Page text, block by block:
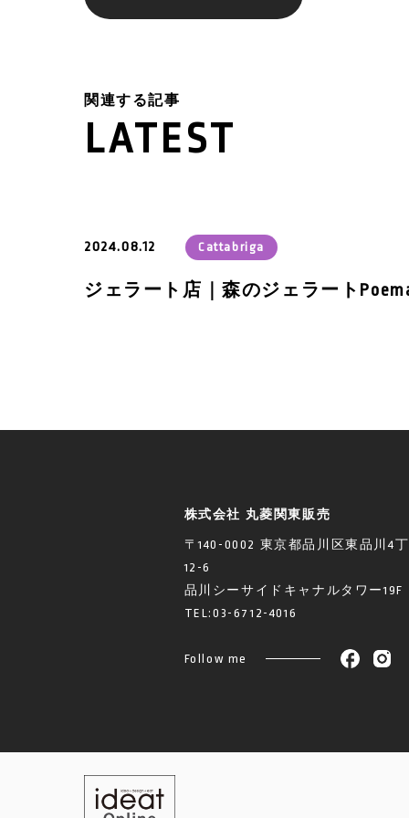
関連する記事
LATEST
2024.08.12 Cattabriga
ジェラート店｜森のジェラート
株式会社 丸菱関東販売
〒140-0002 東京都品川区東品川4
12-6
品川シーサイドキャナルタワー19F
TEL: 03-6712-4016
Follow me